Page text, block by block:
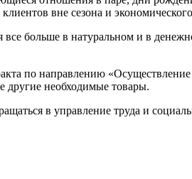
вне сезона и экономического
все больше в натуральном и в
по направлению
другие необходимые товары.
в управление труда и